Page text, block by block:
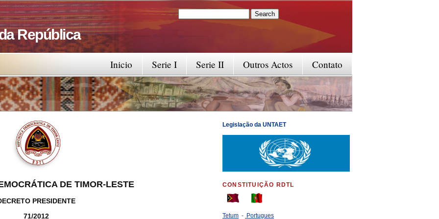
República
Search form
Contato
Outros Actos
Serie II
Serie I
Inicio
DE TIMOR-LESTE
PRESIDENTE
71/2012
Legislação da UNTAET
CONSTITUIÇÃO RDTL
Tetum - Portugues